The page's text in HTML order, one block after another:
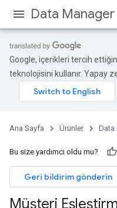
Data Manager
Google, içerikleri tercih
teknolojisini kullanır. Yapay
Ana Sayfa Ürünler Data
Bu size yardımcı oldu mu?
Geri bildirim gönderin
Müşteri